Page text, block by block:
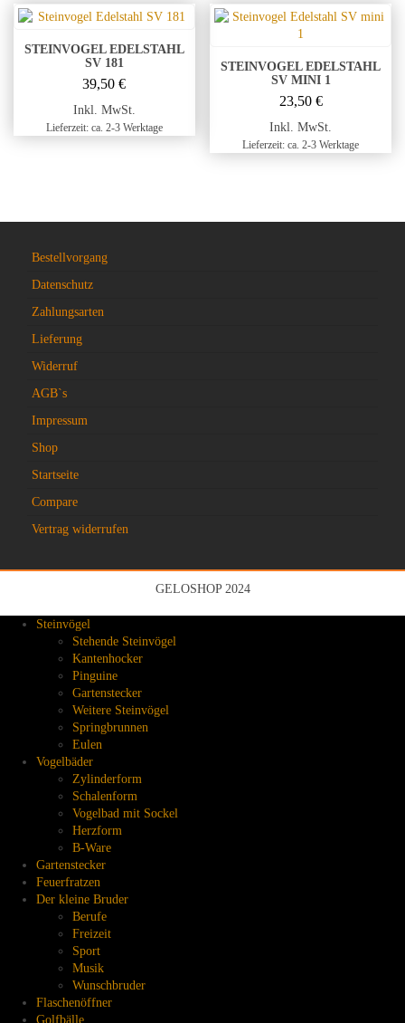
STEINVOGEL EDELSTAHL
SV 181
39,50€
Inkl. MwSt.
Lieferzeit: ca. 2-3 Werktage
STEINVOGEL EDELSTAHL
SV MINI 1
23,50 €
Inkl. MwSt.
Lieferzeit: ca. 2-3 Werktage
Bestellvorgang
Datenschutz
Zahlungsarten
Lieferung
Widerruf
AGB`s
Impressum
Shop
Startseite
Compare
Vertrag widerrufen
GELOSHOP 2024
Steinvögel
Stehende Steinvögel
Kantenhocker
Pinguine
Gartenstecker
Weitere Steinvögel
Springbrunnen
Eulen
Vogelbäder
Zylinderform
Schalenform
Vogelbad mit Sockel
Herzform
B-Ware
Gartenstecker
Feuerfratzen
Der kleine Bruder
Berufe
Freizeit
Sport
Musik
Wunschbruder
Flaschenöffner
Golfbälle